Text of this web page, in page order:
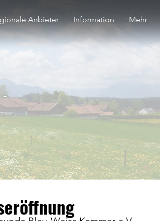
Anbieter Information Mehr